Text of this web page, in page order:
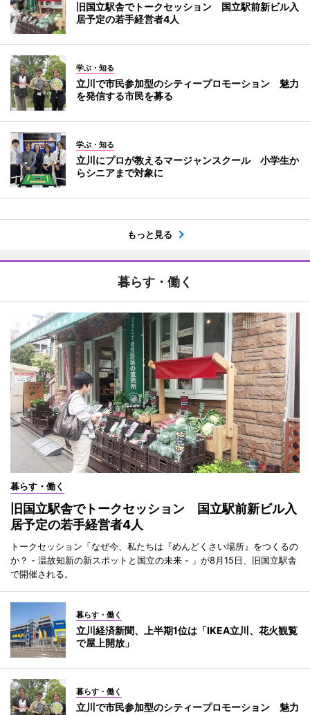
旧国立駅舎でトークセッション 国立駅前新ビル入
居予定の若手経営者4人
学ぶ・知る
立川で市民参加型のシティープロモーション 魅力
を発信する市民を募る
学ぶ・知る
立川にプロが教えるマージャンスクール 小学生か
らシニアまで対象に
もっと見る
暮らす・働く
暮らす・働く
旧国立駅舎でトークセッション 国立駅前新ビル入
居予定の若手経営者4人
トークセッション「なぜ今、私たちは『めんどくさい場所』をつくるの
か？ - 温故知新の新スポットと国立の未来 - 」が8月15日、旧国立駅舎
で開催される。
暮らす・働く
立川経済新聞、上半期1位は「IKEA立川、花火観覧
で屋上開放」
暮らす・働く
立川で市民参加型のシティープロモーション 魅力